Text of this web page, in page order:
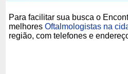
Para facilitar sua busca o
melhoresOftalmologistas na
região, com telefones e